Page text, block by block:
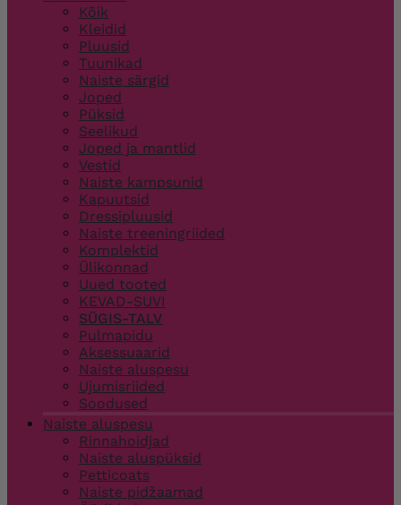
Kõik
Kleidid
Pluusid
Tuunikad
Naiste särgid
Joped
Püksid
Seelikud
Joped ja mantlid
Vestid
Naiste kampsunid
Kapuutsid
Dressipluusid
Naiste treeningriided
Komplektid
Ülikonnad
Uued tooted
KEVAD-SUVI
SÜGIS-TALV
Pulmapidu
Aksessuaarid
Naiste aluspesu
Ujumisriided
Soodused
Naiste aluspesu
Rinnahoidjad
Naiste aluspüksid
Petticoats
Naiste pidžaamad